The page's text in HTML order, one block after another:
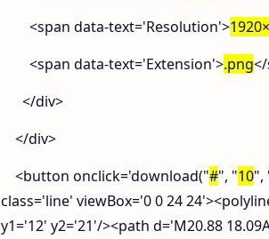
<span data-text='Resolution'>
<span data-text='Extension'>.png
</div>
</div>
<button onclick='download("#", "10",
class='line' viewBox='0 0 24
y1='12' y2='21'/><path d='M20.88